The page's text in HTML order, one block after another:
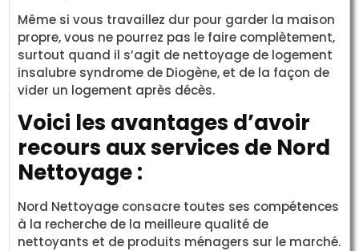
Même si vous travaillez dur pour garder la maison
propre, vous ne pourrez pas le faire complètement,
surtout quand il s’agit de nettoyage de logement
insalubre syndrome de Diogène, et de la façon de
vider un logement après décès.
Voici les avantages d’avoir
recours aux services de Nord
Nettoyage :
Nord Nettoyage consacre toutes ses compétences
à la recherche de la meilleure qualité de
nettoyants et de produits ménagers sur le marché.